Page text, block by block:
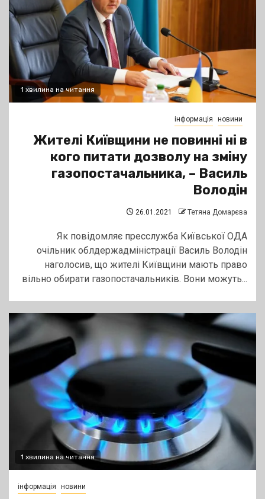
1 хвилина на читання
інформація новини
Жителі Київщини не повинні ні в
кого питати дозволу на зміну
газопостачальника, – Василь
Володін
26.01.2021 Тетяна Домарєва
Як повідомляє пресслужба Київської ОДА
очільник облдержадміністрації Василь Володін
наголосив, що жителі Київщини мають право
вільно обирати газопостачальників. Вони можуть...
1 хвилина на читання
інформація новини